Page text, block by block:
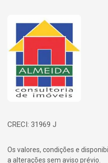
Página inicial
CRECI: 31969 J
Os valores, condições e
a alterações sem aviso prévio.